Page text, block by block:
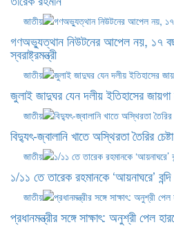
জাতীয়
গণঅভ্যুত্থান নিউটনের আপেল নয়, ১৭
স্বরাষ্ট্রমন্ত্রী
জাতীয়
জুলাই জাদুঘর যেন দলীয় ইতিহাসের জায়গা
জাতীয়
বিদ্যুৎ-জ্বালানি খাতে অস্থিরতা তৈরির
জাতীয়
১/১১ তে তারেক রহমানকে ‘আয়নাঘরে’
জাতীয়
প্রধানমন্ত্রীর সঙ্গে সাক্ষাৎ: অনুশ্রী পেল